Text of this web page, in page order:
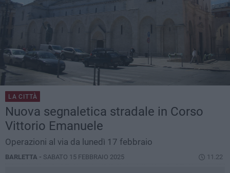
LA CITTÀ
Nuova segnaletica stradale in Corso
Vittorio Emanuele
Operazioni al via da lunedì 17 febbraio
BARLETTA - SABATO 15 FEBBRAIO 2025 11.22